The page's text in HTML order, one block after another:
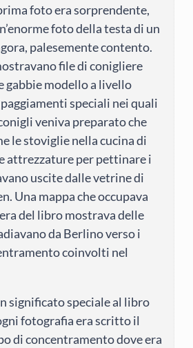
foto era sorprendente,
foto della testa di un
palesemente contento.
file di conigliere
gabbie modello a livello
speciali nei quali
veniva preparato che
le stoviglie nella cucina di
attrezzature per pettinare i
uscite dalle vetrine di
Una mappa che occupava
del libro mostrava delle
da Berlino verso i
coinvolti nel
significato speciale al libro
fotografia era scritto il
di concentramento dove era